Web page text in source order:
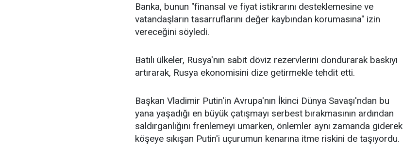
Banka, bunun "finansal ve fiyat istikrarını desteklemesine ve
vatandaşların tasarruflarını değer kaybından korumasına" izin
vereceğini söyledi.
Batılı ülkeler, Rusya'nın sabit döviz rezervlerini dondurarak baskıyı
artırarak, Rusya ekonomisini dize getirmekle tehdit etti.
Başkan Vladimir Putin'in Avrupa'nın İkinci Dünya Savaşı'ndan bu
yana yaşadığı en büyük çatışmayı serbest bırakmasının ardından
saldırganlığını frenlemeyi umarken, önlemler aynı zamanda giderek
köşeye sıkışan Putin'i uçurumun kenarına itme riskini de taşıyordu.